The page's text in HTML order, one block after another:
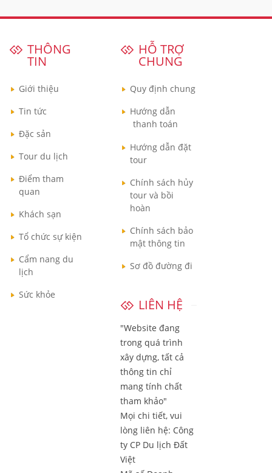
THÔNG
TIN
Giới thiệu
Tin tức
Đặc sản
Tour du lịch
Điểm tham
quan
Khách sạn
Tổ chức sự kiện
Cẩm nang du
lịch
Sức khỏe
HỖ TRỢ
CHUNG
Quy định chung
Hướng dẫn
thanh toán
Hướng dẫn đặt
tour
Chính sách hủy
tour và bồi
hoàn
Chính sách bảo
mật thông tin
Sơ đồ đường đi
LIÊN HỆ
"Website đang
trong quá trình
xây dựng, tất cả
thông tin chỉ
mang tính chất
tham khảo"
Mọi chi tiết, vui
lòng liên hệ: Công
ty CP Du lịch Đất
Việt